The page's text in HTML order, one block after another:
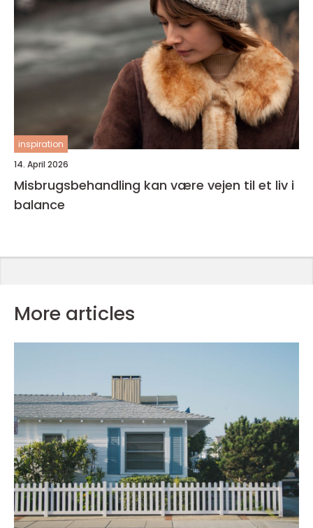
inspiration
14. April 2026
Misbrugsbehandling kan være vejen til et liv i
balance
More articles